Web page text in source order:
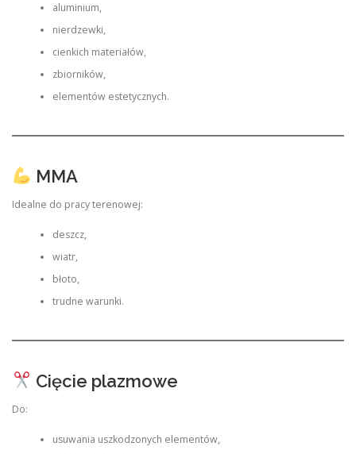
aluminium,
nierdzewki,
cienkich materiałów,
zbiorników,
elementów estetycznych.
MMA
Idealne do pracy terenowej:
deszcz,
wiatr,
błoto,
trudne warunki.
Cięcie plazmowe
Do:
usuwania uszkodzonych elementów,